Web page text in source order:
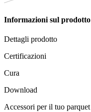
Informazioni sul prodotto
Dettagli prodotto
Certificazioni
Cura
Download
Accessori per il tuo parquet